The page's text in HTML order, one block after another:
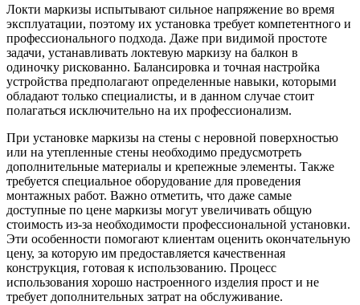
Локти маркизы испытывают сильное напряжение во время
эксплуатации, поэтому их установка требует компетентного и
профессионального подхода. Даже при видимой простоте
задачи, устанавливать локтевую маркизу на балкон в
одиночку рискованно. Балансировка и точная настройка
устройства предполагают определенные навыки, которыми
обладают только специалисты, и в данном случае стоит
полагаться исключительно на их профессионализм.
При установке маркизы на стены с неровной поверхностью
или на утепленные стены необходимо предусмотреть
дополнительные материалы и крепежные элементы. Также
требуется специальное оборудование для проведения
монтажных работ. Важно отметить, что даже самые
доступные по цене маркизы могут увеличивать общую
стоимость из-за необходимости профессиональной установки.
Эти особенности помогают клиентам оценить окончательную
цену, за которую им предоставляется качественная
конструкция, готовая к использованию. Процесс
использования хорошо настроенного изделия прост и не
требует дополнительных затрат на обслуживание.